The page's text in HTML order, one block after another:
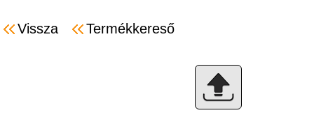
Vissza Termékkereső